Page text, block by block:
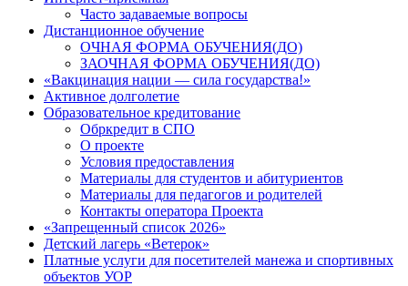
Часто задаваемые вопросы
Дистанционное обучение
ОЧНАЯ ФОРМА ОБУЧЕНИЯ(ДО)
ЗАОЧНАЯ ФОРМА ОБУЧЕНИЯ(ДО)
«Вакцинация нации — сила государства!»
Активное долголетие
Образовательное кредитование
Обркредит в СПО
О проекте
Условия предоставления
Материалы для студентов и абитуриентов
Материалы для педагогов и родителей
Контакты оператора Проекта
«Запрещенный список 2026»
Детский лагерь «Ветерок»
Платные услуги для посетителей манежа и спортивных
объектов УОР